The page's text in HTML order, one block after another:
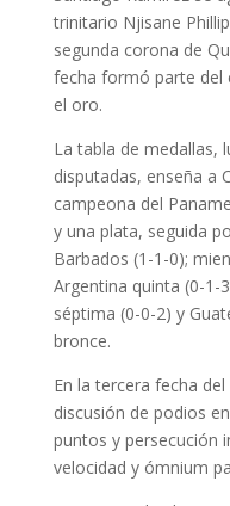
trinitario Njisane
segunda corona de
fecha formó parte del
el oro.
La tabla de medallas,
disputadas, enseña a
campeona del
y una plata, seguida
Barbados (1-1-0);
Argentina quinta (0-1-
séptima (0-0-2) y
bronce.
En la tercera fecha
discusión de podios
puntos y persecución
velocidad y ómnium